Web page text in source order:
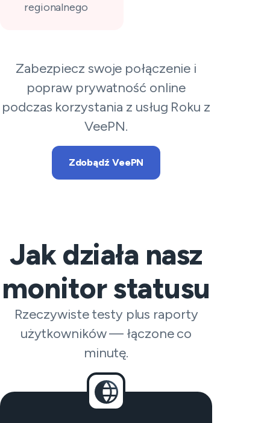
regionalnego
Zabezpiecz swoje połączenie i
popraw prywatność online
podczas korzystania z usług Roku z
VeePN.
Zdobądź VeePN
Jak działa nasz
monitor statusu
Rzeczywiste testy plus raporty
użytkowników — łączone co
minutę.